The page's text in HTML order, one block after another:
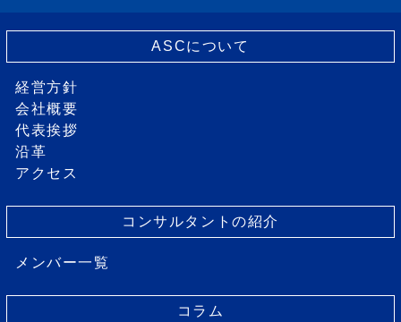
ASCについて
経営方針
会社概要
代表挨拶
沿革
アクセス
コンサルタントの紹介
メンバー一覧
コラム